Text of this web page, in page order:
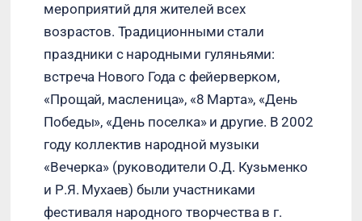
мероприятий для жителей всех
возрастов. Традиционными стали
праздники с народными гуляньями:
встреча Нового Года с фейерверком,
«Прощай, масленица», «8 Марта», «День
Победы», «День поселка» и другие. В 2002
году коллектив народной музыки
«Вечерка» (руководители О.Д. Кузьменко
и Р.Я. Мухаев) были участниками
фестиваля народного творчества в г.